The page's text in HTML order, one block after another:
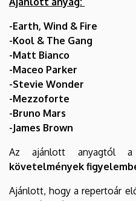
-Earth, Wind & Fire
-Kool & The Gang
-Matt Bianco
-Maceo Parker
-Stevie Wonder
-Mezzoforte
-Bruno Mars
-James Brown
Az ajánlott anyagtól
követelmények
Ajánlott, hogy a repertoár